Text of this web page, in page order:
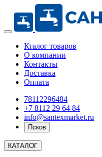
Кталог товаров
О компании
Контакты
Доставка
Оплата
78112296484
+7 8112 29 64 84
info@santexmarket.ru
Псков
КАТАЛОГ